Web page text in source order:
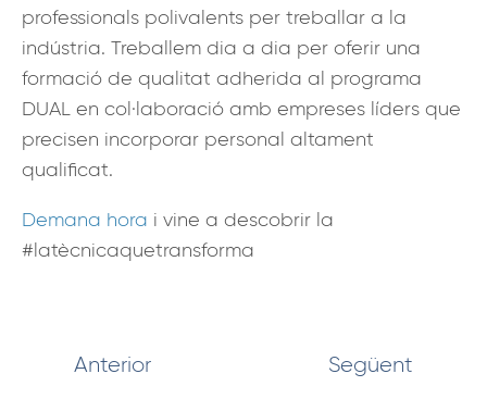
professionals polivalents per treballar a la
indústria. Treballem dia a dia per oferir una
formació de qualitat adherida al programa
DUAL en col·laboració amb empreses líders que
precisen incorporar personal altament
qualificat.
Demana hora i vine a descobrir la
#latècnicaquetransforma
Anterior Següent